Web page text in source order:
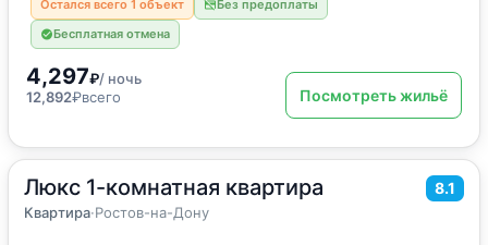
Остался всего 1 объект
Без предоплаты
Бесплатная отмена
4,297₽/ ночь
12,892₽всего Посмотреть жильё
Люкс 1-комнатная квартира 8.1
Квартира·Ростов-на-Дону
49м 2·4 гостя
Квартира